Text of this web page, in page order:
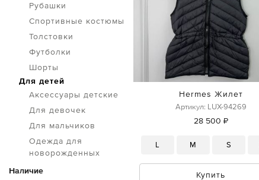
Рубашки
Спортивные костюмы
Толстовки
Футболки
Шорты
Для детей
Аксессуары детские
Для девочек
Для мальчиков
Одежда для
новорожденных
Наличие
Hermes Жилет
Артикул: LUX-94269
28 500 ₽
L M S
Купить